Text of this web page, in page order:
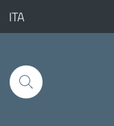
ITA